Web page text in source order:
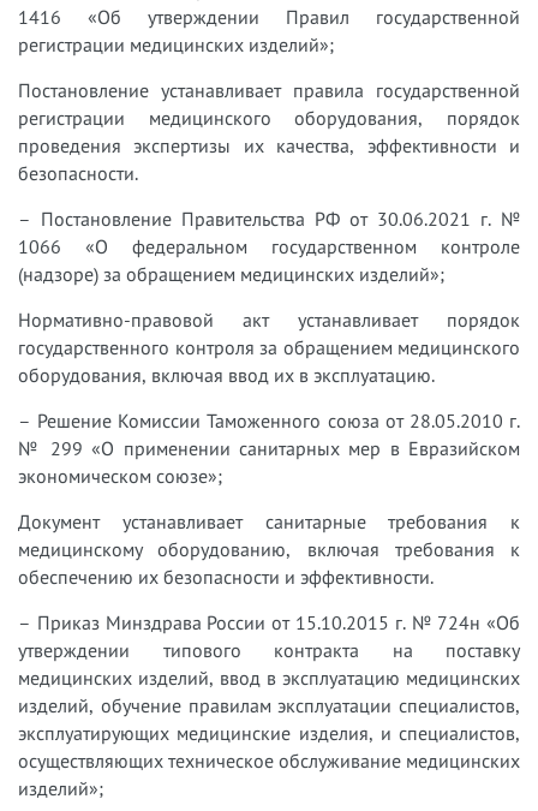
1416 «Об утверждении Правил государственной
регистрации медицинских изделий»;
Постановление устанавливает правила государственной
регистрации медицинского оборудования, порядок
проведения экспертизы их качества, эффективности и
безопасности.
– Постановление Правительства РФ от 30.06.2021 г. №
1066 «О федеральном государственном контроле
(надзоре) за обращением медицинских изделий»;
Нормативно-правовой акт устанавливает порядок
государственного контроля за обращением медицинского
оборудования, включая ввод их в эксплуатацию.
– Решение Комиссии Таможенного союза от 28.05.2010 г.
№ 299 «О применении санитарных мер в Евразийском
экономическом союзе»;
Документ устанавливает санитарные требования к
медицинскому оборудованию, включая требования к
обеспечению их безопасности и эффективности.
– Приказ Минздрава России от 15.10.2015 г. № 724н «Об
утверждении типового контракта на поставку
медицинских изделий, ввод в эксплуатацию медицинских
изделий, обучение правилам эксплуатации специалистов,
эксплуатирующих медицинские изделия, и специалистов,
осуществляющих техническое обслуживание медицинских
изделий»;